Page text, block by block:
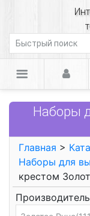
Наборы
Главная >
Наборы для
крестом
Производитель